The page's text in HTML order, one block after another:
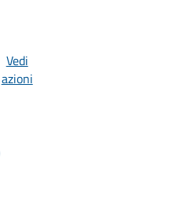
Vedi
azioni